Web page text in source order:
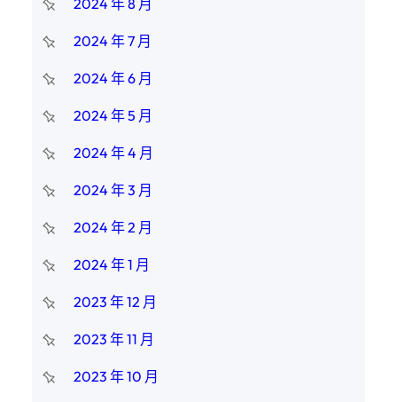
2024 年 8 月
2024 年 7 月
2024 年 6 月
2024 年 5 月
2024 年 4 月
2024 年 3 月
2024 年 2 月
2024 年 1 月
2023 年 12 月
2023 年 11 月
2023 年 10 月